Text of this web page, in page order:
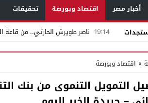
أخبار مصر اقتصاد وبورصة تحقيقات
19:14 ناصر طويرش الحارثي.. من قاعة
21:40 مواطن كويتي يقع ضحية عملية
16:20
18:16 وليد منصور يتفاوض مع نجمة
» اقتصاد وبورصة
التمويل التنموى من بنك